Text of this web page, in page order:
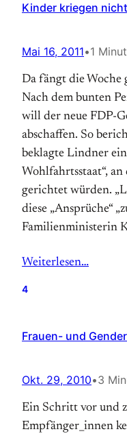
Kinder kriegen
Mai 16, 2011•1
Da fängt die Woche
Nach dem bunten
will der neue FDP-
abschaffen. So
beklagte Lindner
Wohlfahrtsstaat“,
gerichtet würden.
diese „Ansprüche“
Familienministerin
Weiterlesen…
4
Frauen- und
Okt. 29, 2010•3
Ein Schritt vor und
Empfänger_innen